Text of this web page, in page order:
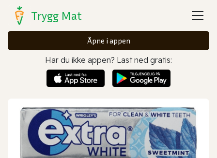
Trygg Mat
Åpne i appen
Har du ikke appen? Last ned gratis: